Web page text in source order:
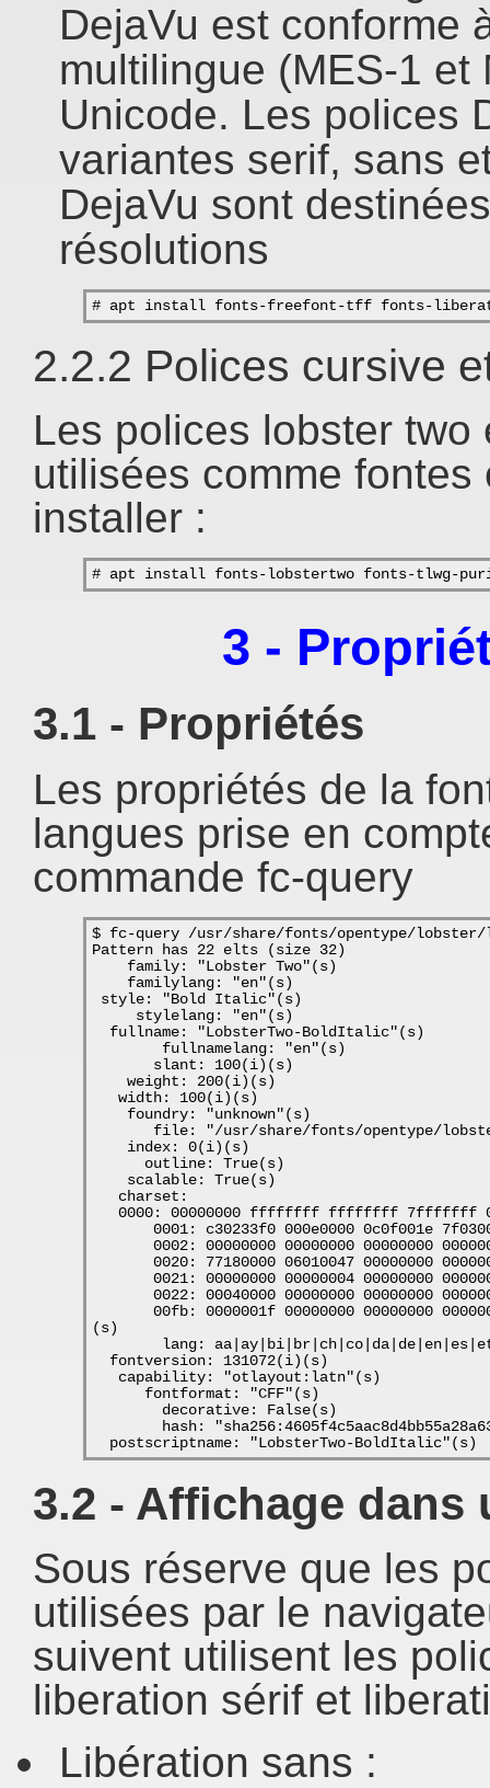
DejaVu est conforme
multilingue (MES-1
Unicode. Les polices
variantes serif, sans
DejaVu sont
résolutions
# apt install fonts-freefont-tff fonts-
2.2.2 Polices cursive
Les polices lobster
utilisées comme
installer :
# apt install fonts-lobstertwo fonts-tlwg-
3 -
3.1 - Propriétés
Les propriétés de la
langues prise en
commande fc-query
$ fc-query /usr/share/fonts/opentype/
Pattern has 22 elts (size 32)
    family: "Lobster Two"(s)
    familylang: "en"(s)
style: "Bold Italic"(s)
     stylelang: "en"(s)
  fullname: "LobsterTwo-BoldItalic"(s)
        fullnamelang: "en"(s)
       slant: 100(i)(s)
    weight: 200(i)(s)
   width: 100(i)(s)
    foundry: "unknown"(s)
file: "/usr/share/fonts/opentype/
    index: 0(i)(s)
      outline: True(s)
    scalable: True(s)
   charset:
0000: 00000000 ffffffff ffffffff 7fffffff
0001: c30233f0 000e0000 0c0f001e
0002: 00000000 00000000 00000000
0020: 77180000 06010047 00000000
0021: 00000000 00000004 00000000
0022: 00040000 00000000 00000000
00fb: 0000001f 00000000 00000000
(s)
lang:
  fontversion: 131072(i)(s)
   capability: "otlayout:latn"(s)
      fontformat: "CFF"(s)
        decorative: False(s)
hash:
  postscriptname: "LobsterTwo-BoldItalic"(s)
3.2 - Affichage dans
Sous réserve que les
utilisées par le
suivent utilisent les
liberation sérif et
Libération sans :